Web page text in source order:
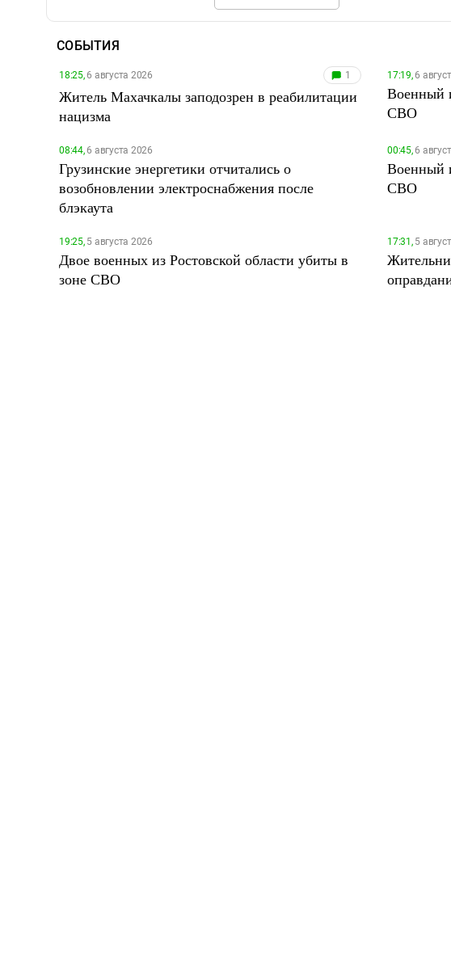
СОБЫТИЯ
18:25,6 августа 2026 1
Житель Махачкалы заподозрен в реабилитации
нацизма
17:19,6
Военный
СВО
08:44,6 августа 2026
Грузинские энергетики отчитались о
возобновлении электроснабжения после
блэкаута
00:45,6
Военный
СВО
19:25,5 августа 2026
Двое военных из Ростовской области убиты в
зоне СВО
17:31,5